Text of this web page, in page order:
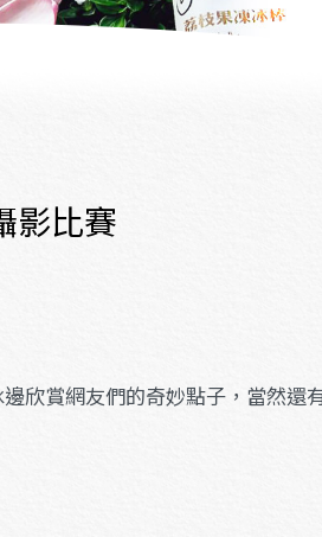
影比賽
欣賞網友們的奇妙點子，當然還